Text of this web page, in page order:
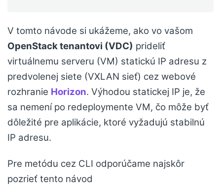
V tomto návode si ukážeme, ako vo vašom
OpenStack tenantovi (VDC) prideliť
virtuálnemu serveru (VM) statickú IP adresu z
predvolenej siete (VXLAN sieť) cez webové
rozhranie Horizon. Výhodou statickej IP je, že
sa nemení po redeploymente VM, čo môže byť
dôležité pre aplikácie, ktoré vyžadujú stabilnú
IP adresu.
Pre metódu cez CLI odporúčame najskôr
pozrieť tento návod